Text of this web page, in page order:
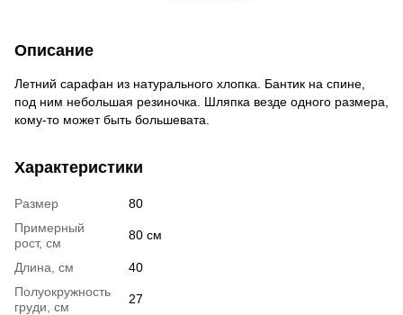
Описание
Летний сарафан из натурального хлопка. Бантик на спине,
под ним небольшая резиночка. Шляпка везде одного размера,
кому-то может быть большевата.
Характеристики
Размер
80
Примерный
рост, см
80 см
Длина, см
40
Полуокружность
груди, см
27